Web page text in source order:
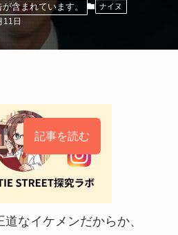
含まれています。 ナイヌ
11日
記事を読む
なイケメンだからか、